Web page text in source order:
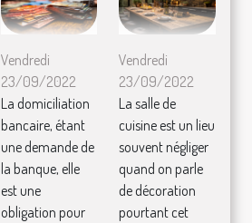
Vendredi
23/09/2022
La domiciliation
bancaire, étant
une demande de
la banque, elle
est une
obligation pour
Vendredi
23/09/2022
La salle de
cuisine est un lieu
souvent négliger
quand on parle
de décoration
pourtant cet